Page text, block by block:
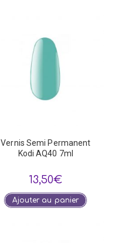
Vernis Semi Permanent
Kodi AQ40 7ml
13,50€
Ajouter au panier